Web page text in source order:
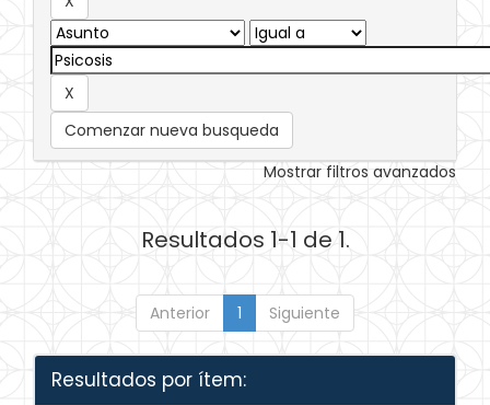
Comenzar nueva busqueda
Mostrar filtros avanzados
Resultados 1-1 de 1.
Anterior 1 Siguiente
Resultados por ítem: